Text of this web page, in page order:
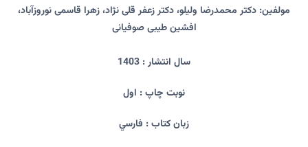
مولفین: دکتر محمدرضا ولیلو، دکتر زعفر قلی نژاد، زهرا قاسمی نوروزآباد،
افشین طیبی صوفیانی
سال انتشار : 1403
نوبت چاپ : اول
زبان کتاب : فارسي